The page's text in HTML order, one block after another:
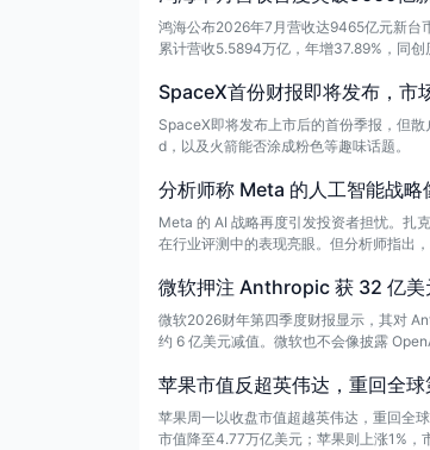
鸿海公布2026年7月营收达9465亿元新台
累计营收5.5894万亿，年增37.89%，同创
SpaceX首份财报即将发布，市
SpaceX即将发布上市后的首份季报，但
d，以及火箭能否涂成粉色等趣味话题。
分析师称 Meta 的人工智能战略
Meta 的 AI 战略再度引发投资者担忧。扎
在行业评测中的表现亮眼。但分析师指出
微软押注 Anthropic 获 32 亿
微软2026财年第四季度财报显示，其对
约 6 亿美元减值。微软也不会像披露
苹果市值反超英伟达，重回全球
苹果周一以收盘市值超越英伟达，重回全
市值降至4.77万亿美元；苹果则上涨1%，